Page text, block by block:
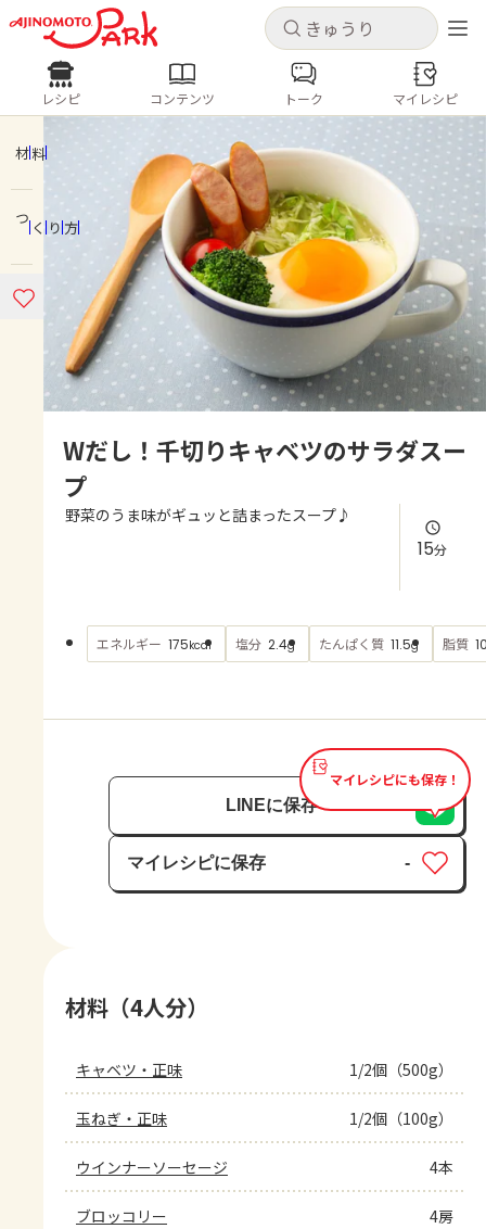
キャンセル
ログインするとレシピを保存できます
ログイン 新規登録
ホーム
コンテンツ
レシピ
キャンセル
レシピ コンテンツ
人気の食材・レシピ
きゅうり なす トマト
とうもろこし
ピーマン
みょうが ゴーヤ
レシピ コンテンツ トーク マイレシピ
材料
つくり方
Wだし！千切りキャベツのサラダスー
プ
野菜のうま味がギュッと詰まったスープ♪
15分
エネルギー 175kcal 塩分 2.4g たんぱく質 11.5g 脂質
マイレシピにも保存！
LINEに保存
マイレシピに保存
保存済み
-
材料（4人分）
キャベツ・正味 1/2個（500g）
玉ねぎ・正味 1/2個（100g）
ウインナーソーセージ 4本
ブロッコリー 4房